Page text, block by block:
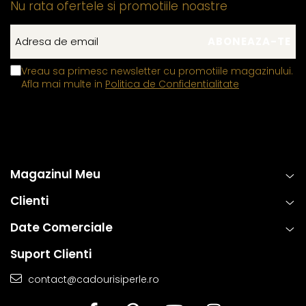
Nu rata ofertele si promotiile noastre
Vreau sa primesc newsletter cu promotiile magazinului.
Afla mai multe in Politica de Confidentialitate
Magazinul Meu
Clienti
Date Comerciale
Suport Clienti
contact@cadourisiperle.ro